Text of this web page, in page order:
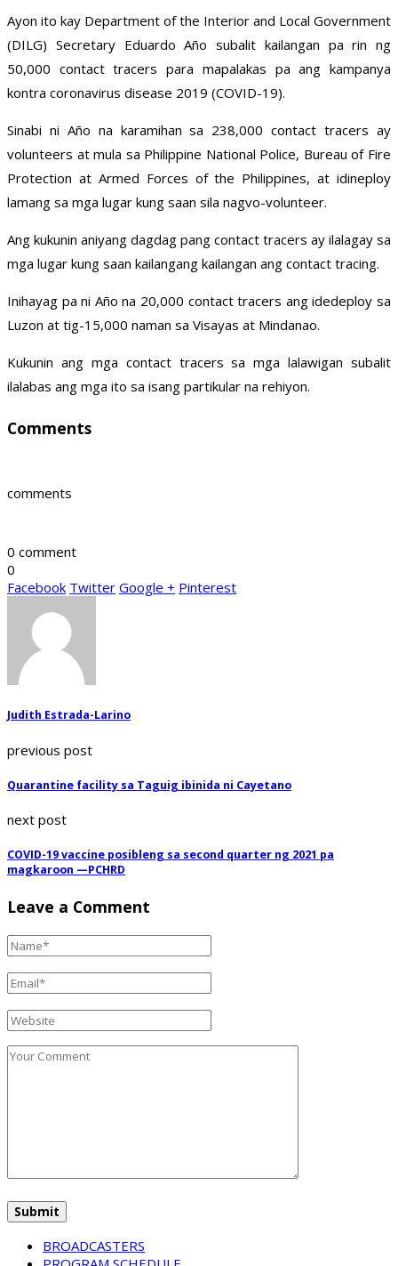
Ayon ito kay Department of the Interior and Local Government
(DILG) Secretary Eduardo Año subalit kailangan pa rin ng
50,000 contact tracers para mapalakas pa ang kampanya
kontra coronavirus disease 2019 (COVID-19).
Sinabi ni Año na karamihan sa 238,000 contact tracers ay
volunteers at mula sa Philippine National Police, Bureau of Fire
Protection at Armed Forces of the Philippines, at idineploy
lamang sa mga lugar kung saan sila nagvo-volunteer.
Ang kukunin aniyang dagdag pang contact tracers ay ilalagay sa
mga lugar kung saan kailangang kailangan ang contact tracing.
Inihayag pa ni Año na 20,000 contact tracers ang idedeploy sa
Luzon at tig-15,000 naman sa Visayas at Mindanao.
Kukunin ang mga contact tracers sa mga lalawigan subalit
ilalabas ang mga ito sa isang partikular na rehiyon.
Comments
comments
0 comment
0
Facebook Twitter Google + Pinterest
Judith Estrada-Larino
previous post
Quarantine facility sa Taguig ibinida ni Cayetano
next post
COVID-19 vaccine posibleng sa second quarter ng 2021 pa
magkaroon —PCHRD
Leave a Comment
BROADCASTERS